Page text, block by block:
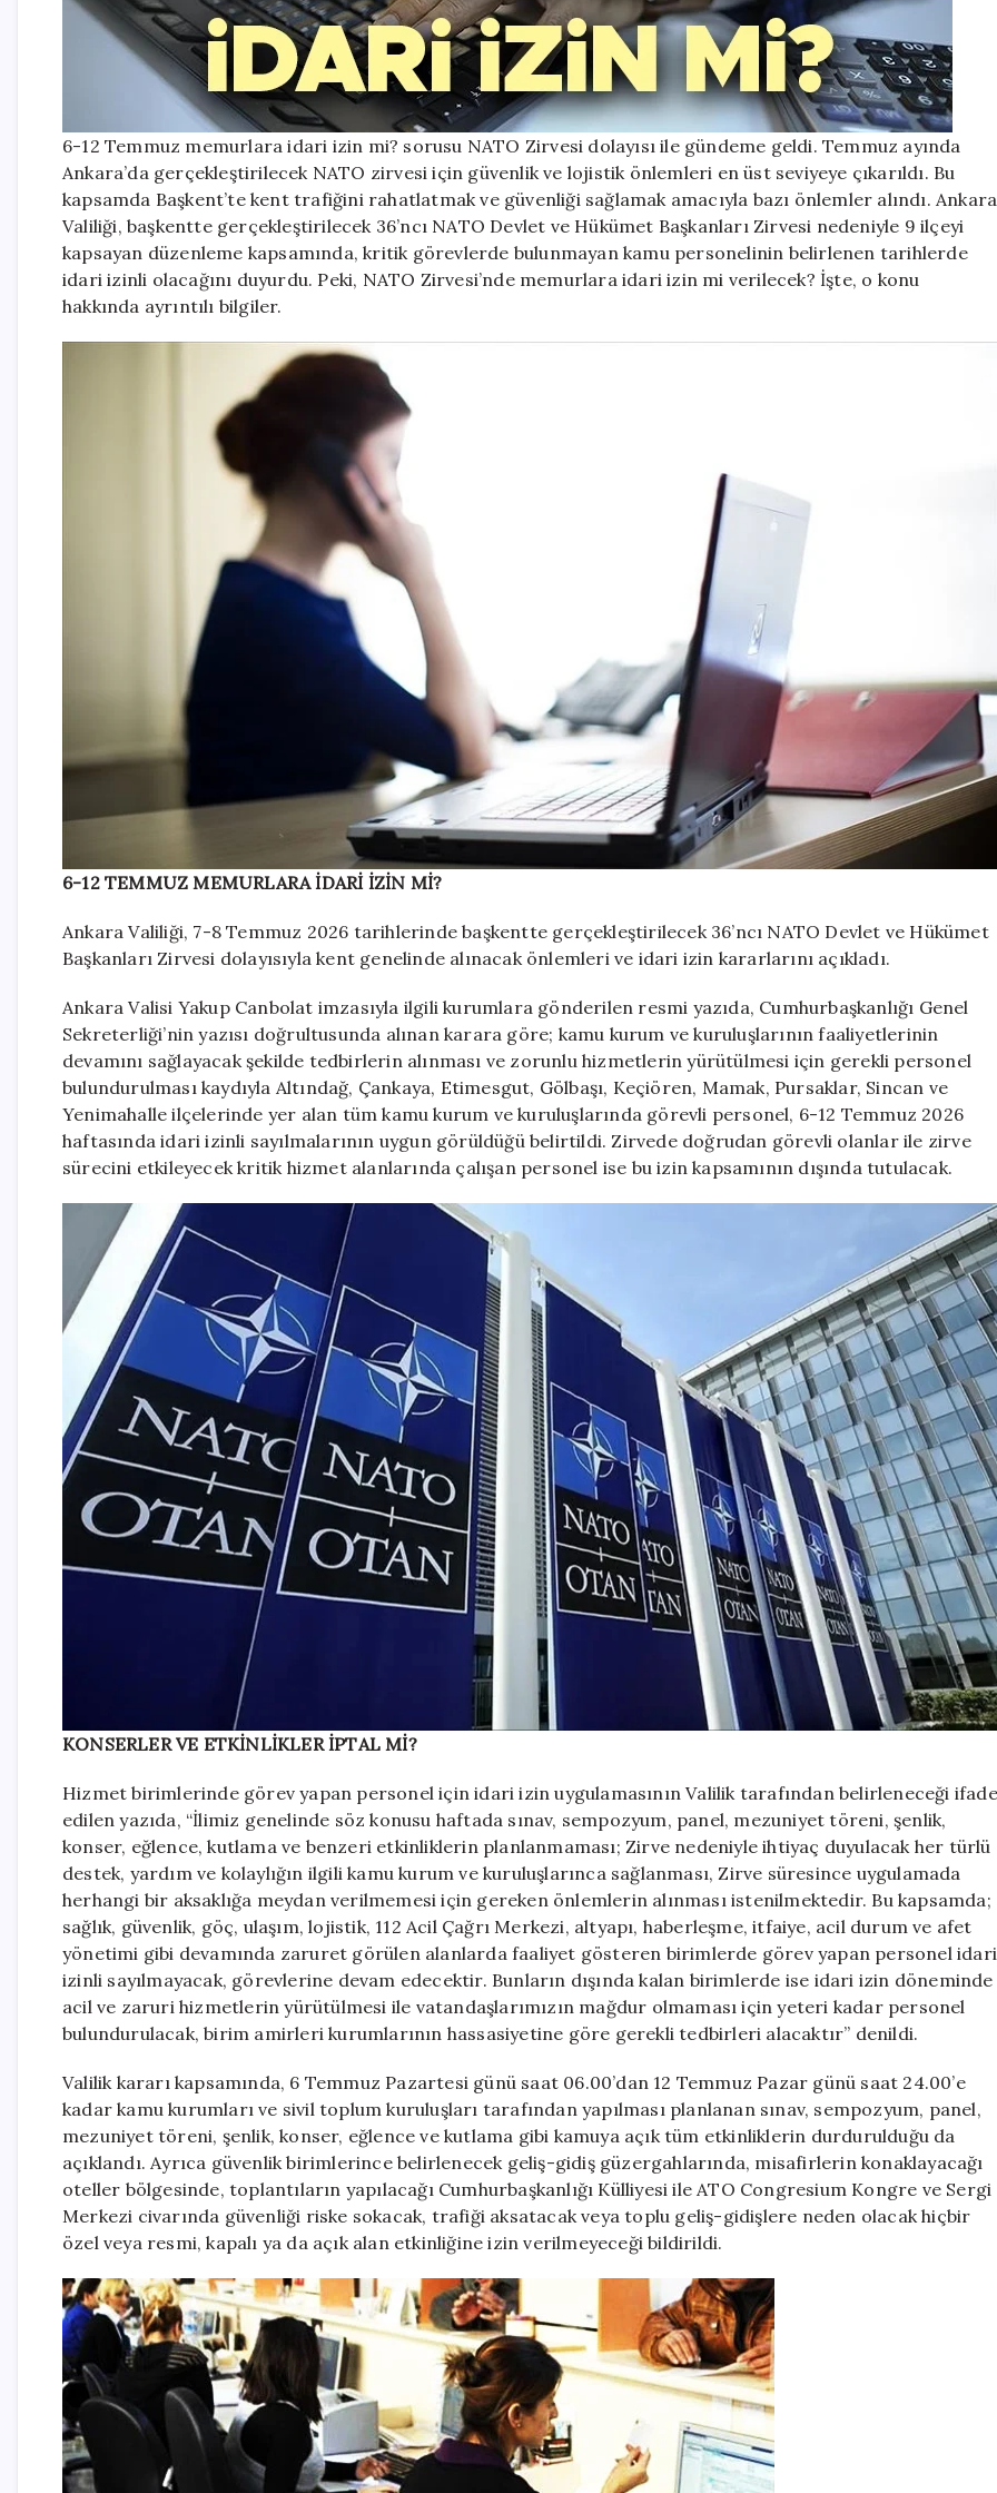
Ankara
NATO
Zirvesi
memurlara
izin
verilecek
ilçeler!
için
6-12 Temmuz memurlara idari izin mi? sorusu NATO Zirvesi dolayısı ile gündeme geldi. Temmuz ayında
Ankara’da gerçekleştirilecek NATO zirvesi için güvenlik ve lojistik önlemleri en üst seviyeye çıkarıldı. Bu
kapsamda Başkent’te kent trafiğini rahatlatmak ve güvenliği sağlamak amacıyla bazı önlemler alındı. Ankara
Valiliği, başkentte gerçekleştirilecek 36’ncı NATO Devlet ve Hükümet Başkanları Zirvesi nedeniyle 9 ilçeyi
kapsayan düzenleme kapsamında, kritik görevlerde bulunmayan kamu personelinin belirlenen tarihlerde
idari izinli olacağını duyurdu. Peki, NATO Zirvesi’nde memurlara idari izin mi verilecek? İşte, o konu
hakkında ayrıntılı bilgiler.
6-12 TEMMUZ MEMURLARA İDARİ İZİN Mİ?
Ankara Valiliği, 7-8 Temmuz 2026 tarihlerinde başkentte gerçekleştirilecek 36’ncı NATO Devlet ve Hükümet
Başkanları Zirvesi dolayısıyla kent genelinde alınacak önlemleri ve idari izin kararlarını açıkladı.
Ankara Valisi Yakup Canbolat imzasıyla ilgili kurumlara gönderilen resmi yazıda, Cumhurbaşkanlığı Genel
Sekreterliği’nin yazısı doğrultusunda alınan karara göre; kamu kurum ve kuruluşlarının faaliyetlerinin
devamını sağlayacak şekilde tedbirlerin alınması ve zorunlu hizmetlerin yürütülmesi için gerekli personel
bulundurulması kaydıyla Altındağ, Çankaya, Etimesgut, Gölbaşı, Keçiören, Mamak, Pursaklar, Sincan ve
Yenimahalle ilçelerinde yer alan tüm kamu kurum ve kuruluşlarında görevli personel, 6-12 Temmuz 2026
haftasında idari izinli sayılmalarının uygun görüldüğü belirtildi. Zirvede doğrudan görevli olanlar ile zirve
sürecini etkileyecek kritik hizmet alanlarında çalışan personel ise bu izin kapsamının dışında tutulacak.
KONSERLER VE ETKİNLİKLER İPTAL Mİ?
Hizmet birimlerinde görev yapan personel için idari izin uygulamasının Valilik tarafından belirleneceği ifade
edilen yazıda, “İlimiz genelinde söz konusu haftada sınav, sempozyum, panel, mezuniyet töreni, şenlik,
konser, eğlence, kutlama ve benzeri etkinliklerin planlanmaması; Zirve nedeniyle ihtiyaç duyulacak her türlü
destek, yardım ve kolaylığın ilgili kamu kurum ve kuruluşlarınca sağlanması, Zirve süresince uygulamada
herhangi bir aksaklığa meydan verilmemesi için gereken önlemlerin alınması istenilmektedir. Bu kapsamda;
sağlık, güvenlik, göç, ulaşım, lojistik, 112 Acil Çağrı Merkezi, altyapı, haberleşme, itfaiye, acil durum ve afet
yönetimi gibi devamında zaruret görülen alanlarda faaliyet gösteren birimlerde görev yapan personel idari
izinli sayılmayacak, görevlerine devam edecektir. Bunların dışında kalan birimlerde ise idari izin döneminde
acil ve zaruri hizmetlerin yürütülmesi ile vatandaşlarımızın mağdur olmaması için yeteri kadar personel
bulundurulacak, birim amirleri kurumlarının hassasiyetine göre gerekli tedbirleri alacaktır” denildi.
Valilik kararı kapsamında, 6 Temmuz Pazartesi günü saat 06.00’dan 12 Temmuz Pazar günü saat 24.00’e
kadar kamu kurumları ve sivil toplum kuruluşları tarafından yapılması planlanan sınav, sempozyum, panel,
mezuniyet töreni, şenlik, konser, eğlence ve kutlama gibi kamuya açık tüm etkinliklerin durdurulduğu da
açıklandı. Ayrıca güvenlik birimlerince belirlenecek geliş-gidiş güzergahlarında, misafirlerin konaklayacağı
oteller bölgesinde, toplantıların yapılacağı Cumhurbaşkanlığı Külliyesi ile ATO Congresium Kongre ve Sergi
Merkezi civarında güvenliği riske sokacak, trafiği aksatacak veya toplu geliş-gidişlere neden olacak hiçbir
özel veya resmi, kapalı ya da açık alan etkinliğine izin verilmeyeceği bildirildi.